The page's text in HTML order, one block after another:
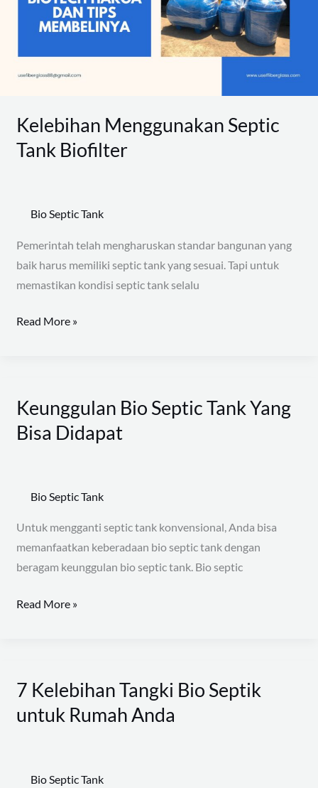
Kelebihan Menggunakan Septic
Tank Biofilter
Bio Septic Tank
Pemerintah telah mengharuskan standar bangunan yang
baik harus memiliki septic tank yang sesuai. Tapi untuk
memastikan kondisi septic tank selalu
Biofilter
Read More »
Keunggulan Bio Septic Tank Yang
Bisa Didapat
Bio Septic Tank
Untuk mengganti septic tank konvensional, Anda bisa
memanfaatkan keberadaan bio septic tank dengan
beragam keunggulan bio septic tank. Bio septic
Keunggulan
Bio
Septic
Bisa
Didapat
Read More »
7 Kelebihan Tangki Bio Septik
untuk Rumah Anda
Bio Septic Tank
7
Kelebihan